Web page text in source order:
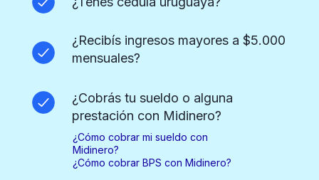
¿Recibís ingresosmayores a $5.000
mensuales?
¿Cobrás tu sueldo o alguna
prestación con Midinero?
¿Cómo cobrar mi sueldo con
Midinero?
¿Cómo cobrar BPS con Midinero?